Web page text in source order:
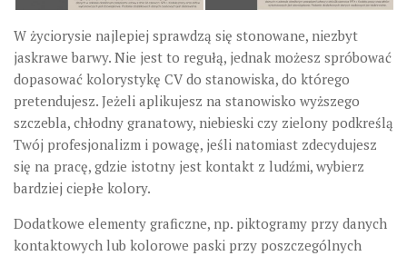
W życiorysie najlepiej sprawdzą się stonowane, niezbyt
jaskrawe barwy. Nie jest to regułą, jednak możesz spróbować
dopasować kolorystykę CV do stanowiska, do którego
pretendujesz. Jeżeli aplikujesz na stanowisko wyższego
szczebla, chłodny granatowy, niebieski czy zielony podkreślą
Twój profesjonalizm i powagę, jeśli natomiast zdecydujesz
się na pracę, gdzie istotny jest kontakt z ludźmi, wybierz
bardziej ciepłe kolory.
Dodatkowe elementy graficzne, np. piktogramy przy danych
kontaktowych lub kolorowe paski przy poszczególnych